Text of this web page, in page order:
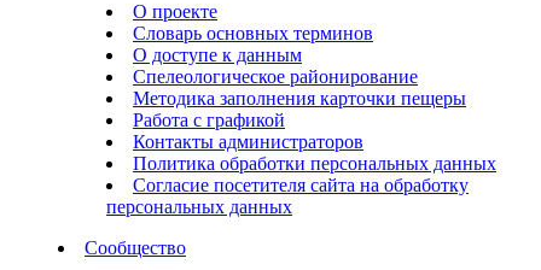
О проекте
Словарь основных терминов
О доступе к данным
Спелеологическое районирование
Методика заполнения карточки пещеры
Работа с графикой
Контакты администраторов
Политика обработки персональных данных
Согласие посетителя сайта на обработку
персональных данных
Сообщество